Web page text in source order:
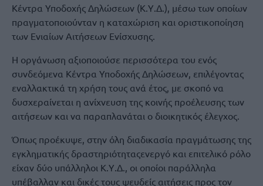
Κέντρα Υποδοχής Δηλώσεων (Κ.Υ.Δ.), μέσω των οποίων
πραγματοποιούνταν η καταχώριση και οριστικοποίηση
των Ενιαίων Αιτήσεων Ενίσχυσης.
Η οργάνωση αξιοποιούσε περισσότερα του ενός
συνδεόμενα Κέντρα Υποδοχής Δηλώσεων, επιλέγοντας
εναλλακτικά τη χρήση τους ανά έτος, με σκοπό να
δυσχεραίνεται η ανίχνευση της κοινής προέλευσης των
αιτήσεων και να παραπλανάται ο διοικητικός έλεγχος.
Όπως προέκυψε, στην όλη διαδικασία πραγμάτωσης της
εγκληματικής δραστηριότηταςενεργό και επιτελικό ρόλο
είχαν δύο υπάλληλοι Κ.Υ.Δ., οι οποίοι παράλληλα
υπέβαλλαν και δικές τους ψευδείς αιτήσεις προς τον